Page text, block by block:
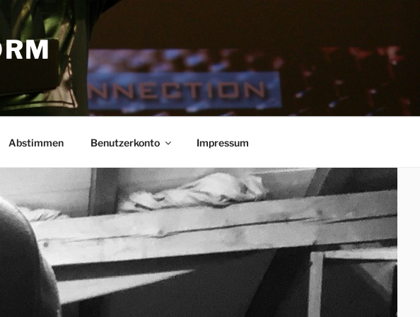
Abstimmen Benutzerkonto Impressum